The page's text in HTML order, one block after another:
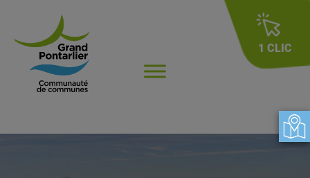
1 CLIC